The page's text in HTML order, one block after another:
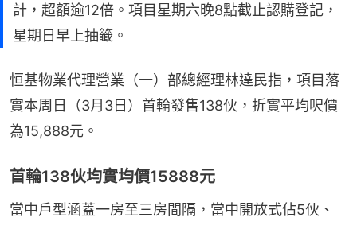
計，超額逾12倍。項目星期六晚8點截止認購登記，
星期日早上抽籤。
恒基物業代理營業（一）部總經理林達民指，項目落
實本周日（3月3日）首輪發售138伙，折實平均呎價
為15,888元。
首輪138伙均實均價15888元
當中戶型涵蓋一房至三房間隔，當中開放式佔5伙、